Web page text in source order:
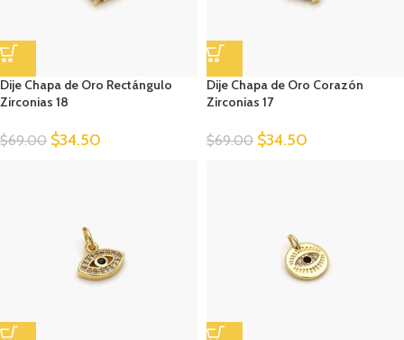
Dije Chapa de Oro Rectángulo
Zirconias 18
$69.00 $34.50
Dije Chapa de Oro Corazón
Zirconias 17
$69.00 $34.50